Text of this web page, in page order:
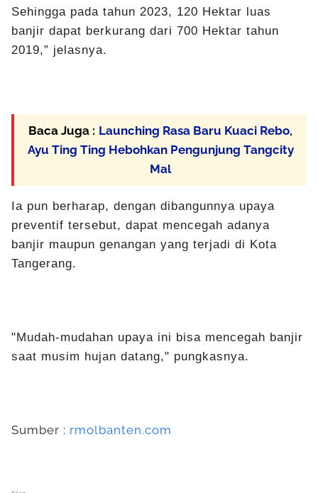
Sehingga pada tahun 2023, 120 Hektar luas
banjir dapat berkurang dari 700 Hektar tahun
2019,” jelasnya.
Baca Juga : Launching Rasa Baru Kuaci Rebo,
Ayu Ting Ting Hebohkan Pengunjung Tangcity
Mal
Ia pun berharap, dengan dibangunnya upaya
preventif tersebut, dapat mencegah adanya
banjir maupun genangan yang terjadi di Kota
Tangerang.
"Mudah-mudahan upaya ini bisa mencegah banjir
saat musim hujan datang," pungkasnya.
Sumber : rmolbanten.com